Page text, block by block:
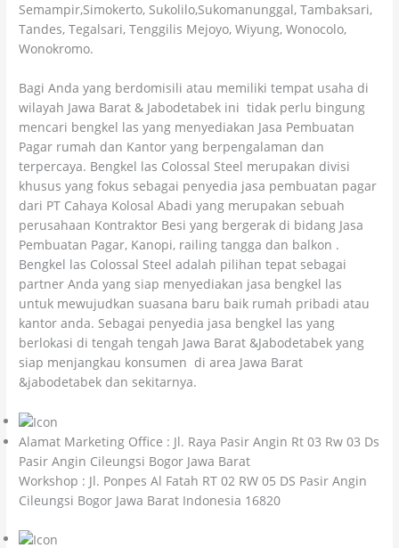
Semampir,Simokerto, Sukolilo,Sukomanunggal, Tambaksari,
Tandes, Tegalsari, Tenggilis Mejoyo, Wiyung, Wonocolo,
Wonokromo.
Bagi Anda yang berdomisili atau memiliki tempat usaha di
wilayah Jawa Barat & Jabodetabek ini tidak perlu bingung
mencari bengkel las yang menyediakan Jasa Pembuatan
Pagar rumah dan Kantor yang berpengalaman dan
terpercaya. Bengkel las Colossal Steel merupakan divisi
khusus yang fokus sebagai penyedia jasa pembuatan pagar
dari PT Cahaya Kolosal Abadi yang merupakan sebuah
perusahaan Kontraktor Besi yang bergerak di bidang Jasa
Pembuatan Pagar, Kanopi, railing tangga dan balkon .
Bengkel las Colossal Steel adalah pilihan tepat sebagai
partner Anda yang siap menyediakan jasa bengkel las
untuk mewujudkan suasana baru baik rumah pribadi atau
kantor anda. Sebagai penyedia jasa bengkel las yang
berlokasi di tengah tengah Jawa Barat &Jabodetabek yang
siap menjangkau konsumen di area Jawa Barat
&jabodetabek dan sekitarnya.
Alamat Marketing Office : Jl. Raya Pasir Angin Rt 03 Rw 03 Ds
Pasir Angin Cileungsi Bogor Jawa Barat
Workshop : Jl. Ponpes Al Fatah RT 02 RW 05 DS Pasir Angin
Cileungsi Bogor Jawa Barat Indonesia 16820